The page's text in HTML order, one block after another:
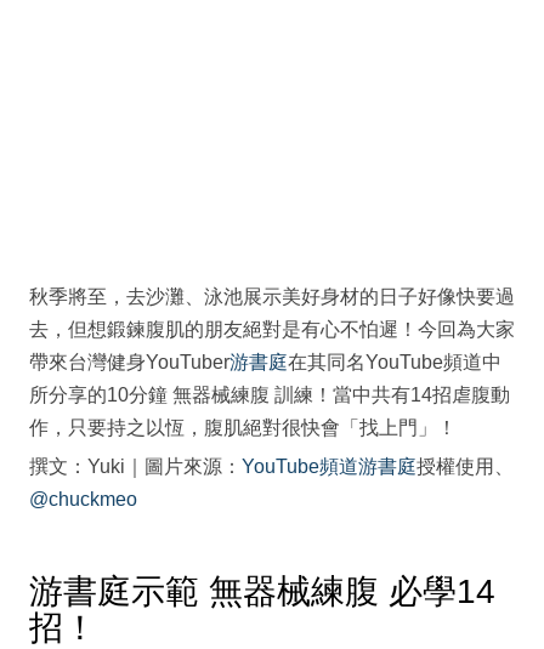
秋季將至，去沙灘、泳池展示美好身材的日子好像快要過
去，但想鍛鍊腹肌的朋友絕對是有心不怕遲！今回為大家
帶來台灣健身YouTuber游書庭在其同名YouTube頻道中
所分享的10分鐘 無器械練腹 訓練！當中共有14招虐腹動
作，只要持之以恆，腹肌絕對很快會「找上門」！
撰文：Yuki｜圖片來源： YouTube頻道游書庭授權使用、
@chuckmeo
游書庭示範 無器械練腹 必學14
招！